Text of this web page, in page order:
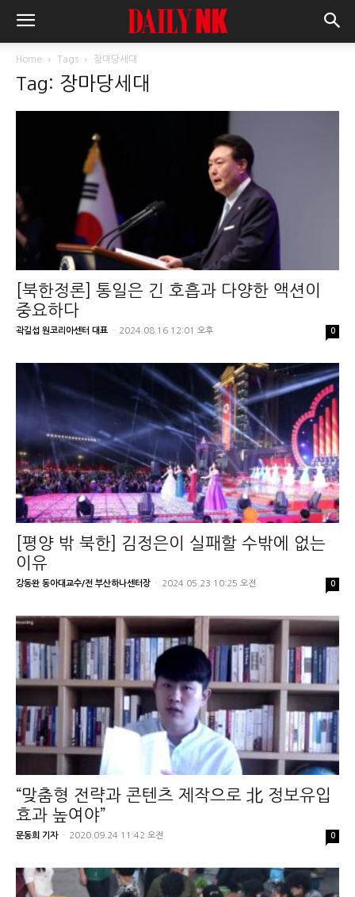
Home Tags 장마당세대
Tag: 장마당세대
[북한정론] 통일은 긴 호흡과 다양한 액션이
중요하다
곽길섭 원코리아센터 대표 - 2024.08.16 12:01 오후 0
[평양 밖 북한] 김정은이 실패할 수밖에 없는
이유
강동완 동아대교수/전 부산하나센터장 - 2024.05.23 10:25 오전 0
“맞춤형 전략과 콘텐츠 제작으로 北 정보유입
효과 높여야”
문동희 기자 - 2020.09.24 11:42 오전 0